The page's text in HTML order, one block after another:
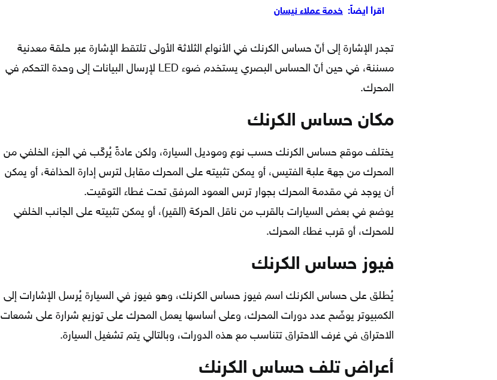
اقرأ أيضاً: خدمة عملاء نيسان
تجدر الإشارة إلى أنّ حساس الكرنك في الأنواع الثلاثة الأولى تلتقط الإشارة عبر حلقة معدنية
مسننة، في حين أنّ الحساس البصري يستخدم ضوء LED لإرسال البيانات إلى وحدة التحكم في
المحرك.
مكان حساس الكرنك
يختلف موقع حساس الكرنك حسب نوع وموديل السيارة، ولكن عادةً يُركّب في الجزء الخلفي من
المحرك من جهة علبة الفتيس، أو يمكن تثبيته على المحرك مقابل لترس إدارة الحذافة، أو يمكن
أن يوجد في مقدمة المحرك بجوار ترس العمود المرفق تحت غطاء التوقيت.
يوضع في بعض السيارات بالقرب من ناقل الحركة (القير)، أو يمكن تثبيته على الجانب الخلفي
للمحرك، أو قرب غطاء المحرك.
فيوز حساس الكرنك
يُطلق على حساس الكرنك اسم فيوز حساس الكرنك، وهو فيوز في السيارة يُرسل الإشارات إلى
الكمبيوتر يوضّح عدد دورات المحرك، وعلى أساسها يعمل المحرك على توزيع شرارة على شمعات
الاحتراق في غرف الاحتراق تتناسب مع هذه الدورات، وبالتالي يتم تشغيل السيارة.
أعراض تلف حساس الكرنك